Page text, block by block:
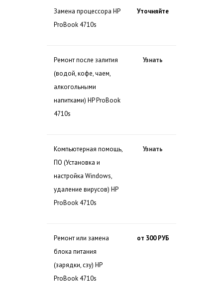
Замена процессора HP
ProBook 4710s
Уточняйте
Ремонт после залития
(водой, кофе, чаем,
алкогольными
напитками) HP ProBook
4710s
Узнать
Компьютерная помощь,
ПО (Установка и
настройка Windows,
удаление вирусов) HP
ProBook 4710s
Узнать
Ремонт или замена
блока питания
(зарядки, сзу) HP
ProBook 4710s
от 300 РУБ